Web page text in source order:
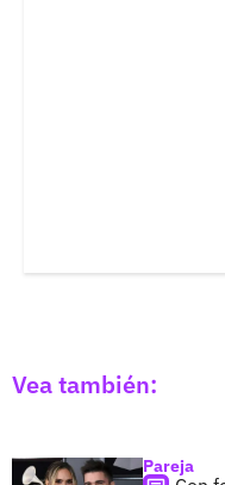
Vea también:
Pareja